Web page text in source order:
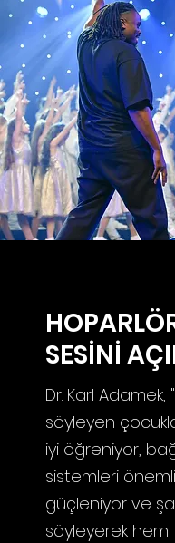
SESİNİ
Dr. Karl Adamek,
söyleyen
iyi öğreniyor,
sistemleri
güçleniyor ve
söyleyerek hem